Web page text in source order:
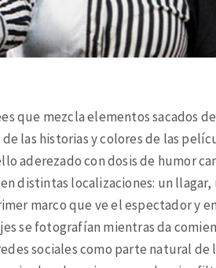
que mezcla elementos sacados
las historias y colores de las
aderezado con dosis de humor
distintas localizaciones: un llagar,
marco que ve el espectador y
se fotografían mientras da
sociales como parte natural